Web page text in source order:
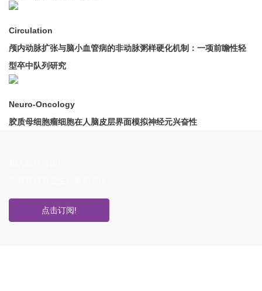
Circulation
颅内动脉扩张与脑小血管病的非动脉粥样硬化机制：一项前瞻性轻
型卒中队列研究
Neuro-Oncology
胶质母细胞瘤细胞在人脑皮层界面模拟神经元兴奋性
点击订阅!